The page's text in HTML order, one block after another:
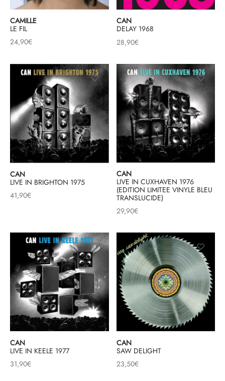
CAMILLE
LE FIL
24,90€
CAN
DELAY 1968
28,90€
CAN
LIVE IN BRIGHTON 1975
41,90€
CAN
LIVE IN CUXHAVEN 1976
(EDITION LIMITEE VINYLE BLEU
TRANSLUCIDE)
29,90€
CAN
LIVE IN KEELE 1977
31,90€
CAN
SAW DELIGHT
23,50€